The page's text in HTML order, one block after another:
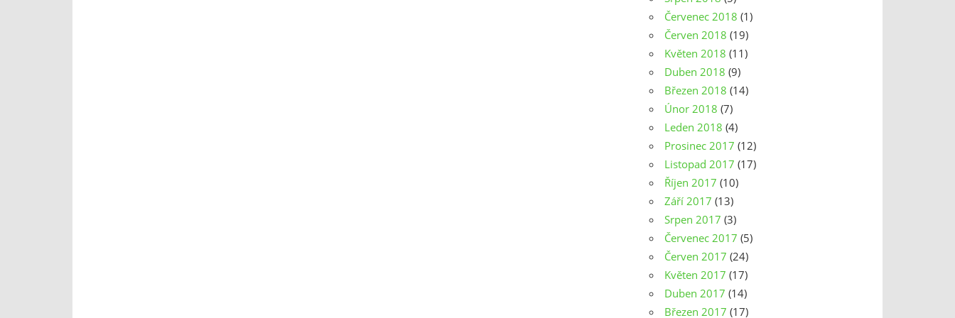
Červenec 2018 (1)
Červen 2018 (19)
Květen 2018 (11)
Duben 2018 (9)
Březen 2018 (14)
Únor 2018 (7)
Leden 2018 (4)
Prosinec 2017 (12)
Listopad 2017 (17)
Říjen 2017 (10)
Září 2017 (13)
Srpen 2017 (3)
Červenec 2017 (5)
Červen 2017 (24)
Květen 2017 (17)
Duben 2017 (14)
Březen 2017 (17)